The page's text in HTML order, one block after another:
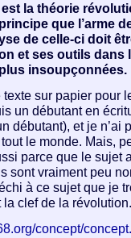
la théorie
que l’arme
de celle-ci doit
et ses outils dans
insoupçonnées.
sur papier pour
un débutant en
débutant), et je
le monde. Mais,
parce que le sujet
sont vraiment peu
à ce sujet que je
la clef de la
concept/